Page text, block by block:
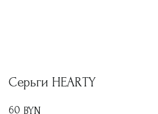
Серьги HEARTY
60 BYN